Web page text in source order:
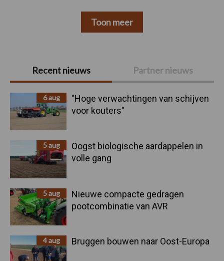
Primaire
Sidebar
Recent nieuws Partner nieuws
6 aug
"Hoge verwachtingen van schijven
voor kouters"
5 aug
Oogst biologische aardappelen in
volle gang
5 aug
Nieuwe compacte gedragen
pootcombinatie van AVR
4 aug Bruggen bouwen naar Oost-Europa
Toon meer